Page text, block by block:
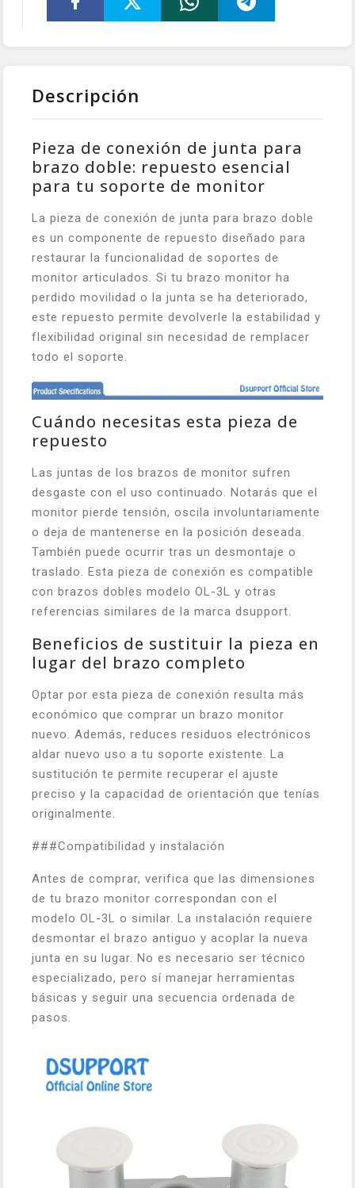
Descripción
Pieza de conexión de junta para
brazo doble: repuesto esencial
para tu soporte de monitor
La pieza de conexión de junta para brazo doble
es un componente de repuesto diseñado para
restaurar la funcionalidad de soportes de
monitor articulados. Si tu brazo monitor ha
perdido movilidad o la junta se ha deteriorado,
este repuesto permite devolverle la estabilidad y
flexibilidad original sin necesidad de remplacer
todo el soporte.
Cuándo necesitas esta pieza de
repuesto
Las juntas de los brazos de monitor sufren
desgaste con el uso continuado. Notarás que el
monitor pierde tensión, oscila involuntariamente
o deja de mantenerse en la posición deseada.
También puede ocurrir tras un desmontaje o
traslado. Esta pieza de conexión es compatible
con brazos dobles modelo OL-3L y otras
referencias similares de la marca dsupport.
Beneficios de sustituir la pieza en
lugar del brazo completo
Optar por esta pieza de conexión resulta más
económico que comprar un brazo monitor
nuevo. Además, reduces residuos electrónicos
aldar nuevo uso a tu soporte existente. La
sustitución te permite recuperar el ajuste
preciso y la capacidad de orientación que tenías
originalmente.
###Compatibilidad y instalación
Antes de comprar, verifica que las dimensiones
de tu brazo monitor correspondan con el
modelo OL-3L o similar. La instalación requiere
desmontar el brazo antiguo y acoplar la nueva
junta en su lugar. No es necesario ser técnico
especializado, pero sí manejar herramientas
básicas y seguir una secuencia ordenada de
pasos.